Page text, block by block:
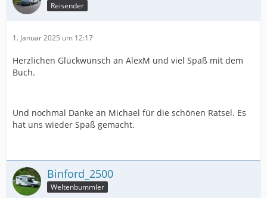
Reisender
1. Januar 2025 um 12:17
Herzlichen Glückwunsch an AlexM und viel Spaß mit dem
Buch.
Und nochmal Danke an Michael für die schönen Ratsel. Es
hat uns wieder Spaß gemacht.
Binford_2500
Weltenbummler